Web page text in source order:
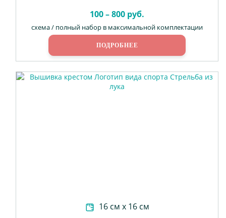
100 – 800 руб.
схема / полный набор в максимальной комплектации
ПОДРОБНЕЕ
16 см х 16 см